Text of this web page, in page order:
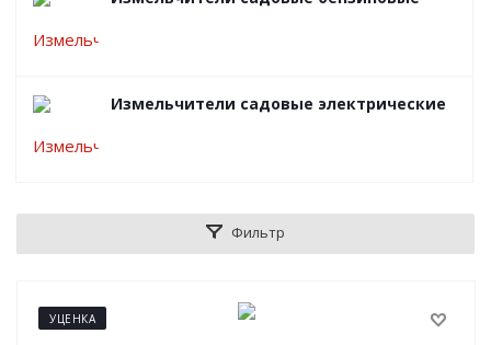
Измельчители садовые электрические
Фильтр
УЦЕНКА